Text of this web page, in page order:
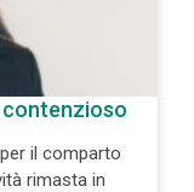
contenzioso
il comparto
rimasta in